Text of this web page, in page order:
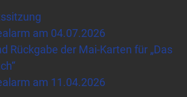
am 04.07.2026
Rückgabe der Mai-Karten für „Das
am 11.04.2026